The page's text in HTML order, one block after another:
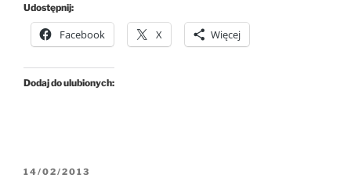
v2.2
dla
Udostępnij:
Facebook X Więcej
Dodaj do ulubionych:
OPUBLIKOWANE
14/02/2013